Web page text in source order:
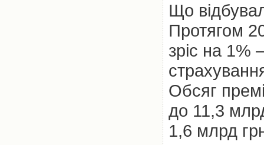
Що
Протягом
зріс на 1%
Обсяг
до 11,3
1,6 млрд